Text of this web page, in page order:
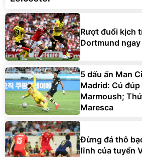
Rượt đuổi kịch
Dortmund
5 dấu ấn Man
Madrid: Cú
Marmoush;
Maresca
Đừng đá thô
lĩnh của tuyển